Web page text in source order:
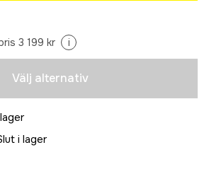
40g3 199 kr i
Välj alternativ
i lager